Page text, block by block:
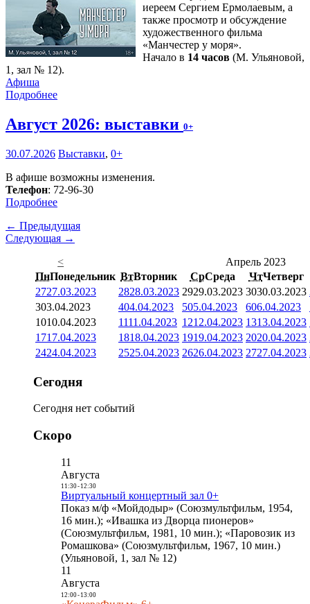
иереем Сергием Ермолаевым, а
также просмотр и обсуждение
художественного фильма
«Манчестер у моря».
Начало в 14 часов (М. Ульяновой,
1, зал № 12).
Афиша
Подробнее
Август 2026: выставки 0+
30.07.2026 Выставки, 0+
В афише возможны изменения.
Телефон: 72-96-30
Подробнее
← Предыдущая
Следующая →
<
Апрель 2023
ПнПонедельник ВтВторник СрСреда ЧтЧетверг
2727.03.2023 2828.03.2023 2929.03.2023 3030.03.2023
303.04.2023 404.04.2023 505.04.2023 606.04.2023
1010.04.2023 1111.04.2023 1212.04.2023 1313.04.2023
1717.04.2023 1818.04.2023 1919.04.2023 2020.04.2023
2424.04.2023 2525.04.2023 2626.04.2023 2727.04.2023
Сегодня
Сегодня нет событий
Скоро
11
Августа
11:30- 12:30
Виртуальный концертный зал 0+
Показ м/ф «Мойдодыр» (Союзмультфильм, 1954,
16 мин.); «Ивашка из Дворца пионеров»
(Союзмультфильм, 1981, 10 мин.); «Паровозик из
Ромашкова» (Союзмультфильм, 1967, 10 мин.)
(Ульяновой, 1, зал № 12)
11
Августа
12:00- 13:00